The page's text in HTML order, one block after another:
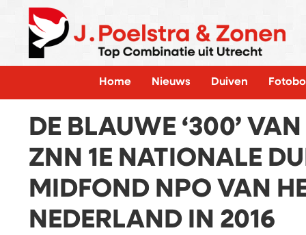
Home Nieuws Duiven
DE BLAUWE ‘300’
ZNN 1E NATIONALE
MIDFOND NPO VAN
NEDERLAND IN 2016